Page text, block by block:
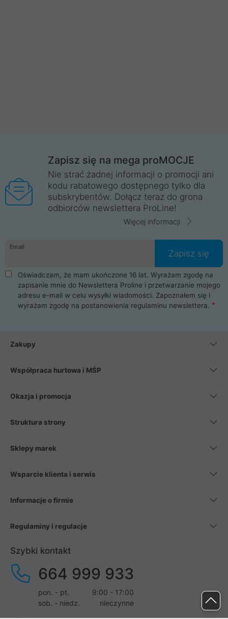
Zapisz się na mega proMOCJE
Nie strać żadnej informacji o promocji ani
kodu rabatowego dostępnego tylko dla
subskrybentów. Dołącz teraz do grona
odbiorców newslettera ProLine!
Więcej informacji
Email
Zapisz się
Oświadczam, że mam ukończone 16 lat. Wyrażam zgodę na
zapisanie mnie do Newslettera Proline i przetwarzanie mojego
adresu e-mail w celu wysyłki wiadomości. Zapoznałem się i
wyrażam zgodę na postanowienia regulaminu newslettera.
Zakupy
Współpraca hurtowa i MŚP
Okazja i promocja
Struktura strony
Sklepy marek
Wsparcie klienta i serwis
Informacje o firmie
Regulaminy i regulacje
Szybki kontakt
664 999 933
pon. - pt.
9:00 - 17:00
sob. - niedz.
nieczynne